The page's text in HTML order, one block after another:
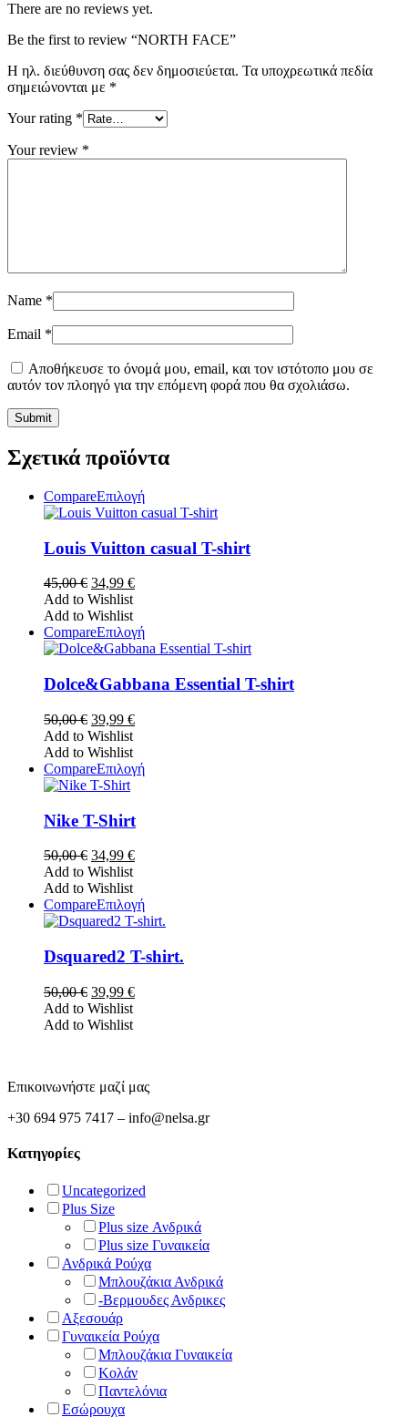
There are no reviews yet.
Be the first to review “NORTH FACE”
Η ηλ. διεύθυνση σας δεν δημοσιεύεται. Τα υποχρεωτικά πεδία
σημειώνονται με *
Your rating *
Your review *
Name *
Email *
Αποθήκευσε το όνομά μου, email, και τον ιστότοπο μου σε
αυτόν τον πλοηγό για την επόμενη φορά που θα σχολιάσω.
Σχετικά προϊόντα
CompareΕπιλογήΑυτό
το
έχει
πολλαπλές
να
επιλεγούν
σελίδα
Louis Vuitton casual T-shirt
45,00€ Original
price
was:
45,00 €.
34,99 €Η
είναι:
34,99 €.
Add to Wishlist
Add to Wishlist
CompareΕπιλογήΑυτό
το
έχει
πολλαπλές
να
Dolce&Gabbana Essential T-shirt
50,00€ Original
price
was:
50,00 €.
39,99 €Η
είναι:
Add to Wishlist
Add to Wishlist
CompareΕπιλογήΑυτό
να
επιλεγούν
στη
σελίδα
Nike T-Shirt
50,00€ Original
price
was:
50,00 €.
34,99 €Η
είναι:
34,99 €.
Add to Wishlist
Add to Wishlist
CompareΕπιλογήΑυτό
το
έχει
πολλαπλές
στη
του
Dsquared2 T-shirt.
50,00€ Original
price
was:
39,99 €Η
Add to Wishlist
Add to Wishlist
Επικοινωνήστε μαζί μας
+30 694 975 7417 – info@nelsa.gr
Κατηγορίες
Uncategorized
Plus Size
Plus size Ανδρικά
Plus size Γυναικεία
Ανδρικά Ρούχα
Μπλουζάκια Ανδρικά
-Βερμουδες Ανδρικες
Αξεσουάρ
Γυναικεία Ρούχα
Μπλουζάκια Γυναικεία
Κολάν
Παντελόνια
Εσώρουχα